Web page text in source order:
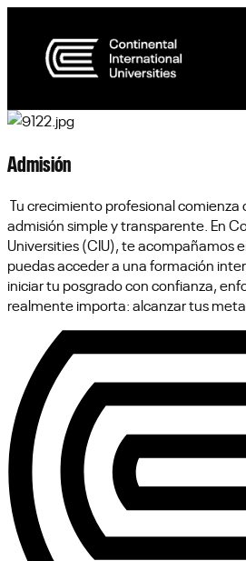
Admisión
Tu crecimiento profesional comienza
admisión simple y transparente. En
Universities (CIU), te acompañamos
puedas acceder a una formación
iniciar tu posgrado con confianza,
realmente importa: alcanzar tus